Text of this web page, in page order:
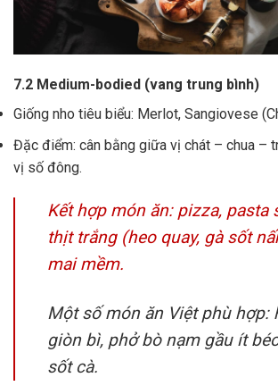
7.2 Medium-bodied (vang trung bình)
Giống nho tiêu biểu: Merlot, Sangiovese
Đặc điểm: cân bằng giữa vị chát – chua –
vị số đông.
Kết hợp món ăn: pizza, pasta
thịt trắng (heo quay, gà sốt
mai mềm.
Một số món ăn Việt phù hợp:
giòn bì, phở bò nạm gầu ít
sốt cà.